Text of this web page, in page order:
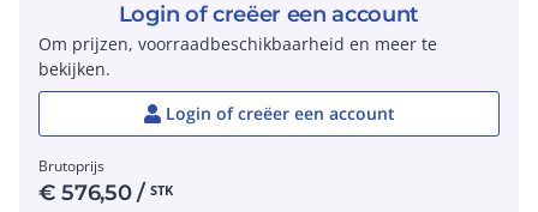
Login of creëer een account
Om prijzen, voorraadbeschikbaarheid en meer te
bekijken.
Login of creëer een account
Brutoprijs
€576,50/ STK